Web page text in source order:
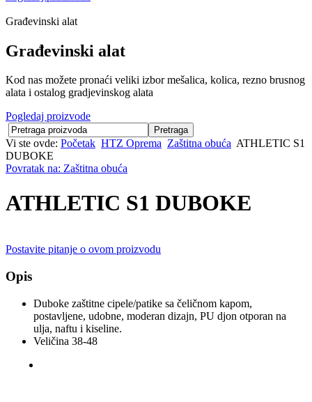
Građevinski alat
Građevinski alat
Kod nas možete pronaći veliki izbor mešalica, kolica, rezno brusnog
alata i ostalog gradjevinskog alata
Pogledaj proizvode
Vi ste ovde: Početak HTZ Oprema Zaštitna obuća ATHLETIC S1
DUBOKE
Povratak na: Zaštitna obuća
ATHLETIC S1 DUBOKE
Postavite pitanje o ovom proizvodu
Opis
Duboke zaštitne cipele/patike sa čeličnom kapom,
postavljene, udobne, moderan dizajn, PU djon otporan na
ulja, naftu i kiseline.
Veličina 38-48